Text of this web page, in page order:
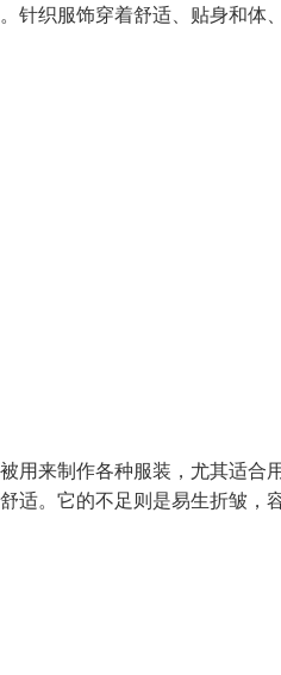
针织服饰穿着舒适、贴身和体
用来制作各种服装，尤其适合
适。它的不足则是易生折皱，